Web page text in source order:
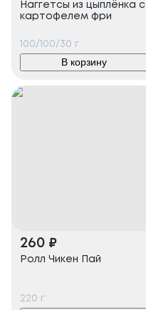
Наггетсы из цыплёнка с
картофелем фри
100/100/30 г
В корзину
260 ₽
Ролл Чикен Пай
220 г